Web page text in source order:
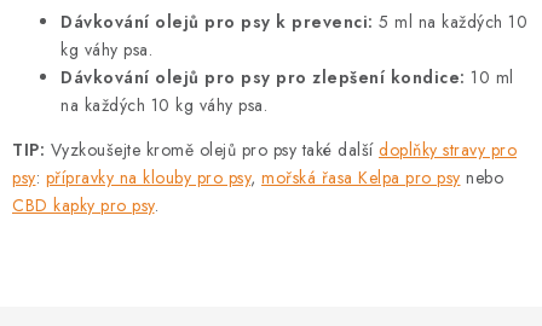
Dávkování olejů pro psy k prevenci: 5 ml na každých 10
kg váhy psa.
Dávkování olejů pro psy pro zlepšení kondice: 10 ml
na každých 10 kg váhy psa.
TIP: Vyzkoušejte kromě olejů pro psy také další doplňky stravy pro
psy: přípravky na klouby pro psy, mořská řasa Kelpa pro psy nebo
CBD kapky pro psy.